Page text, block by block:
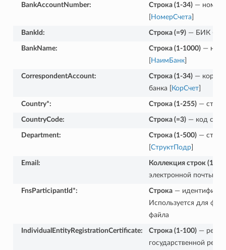
BankAccountNumber: Строка (1-34)— номер
НомерСчета
BankId : Строка (=9)— БИК
BankName: Строка (1-1000)—
НаимБанк]
CorrespondentAccount: Строка (1-34)—
банка [
КорСчет]
Country*: Строка (1-255)—
CountryCode: Строка (=3)— код
Department: Строка (1-500)—
СтруктПодр]
Email :
Коллекция строк (1-
электронной почты [
FnsParticipantId*: Строка—
Используется для
файла
IndividualEntityRegistrationCertificate: Строка (1-100)—
государственной